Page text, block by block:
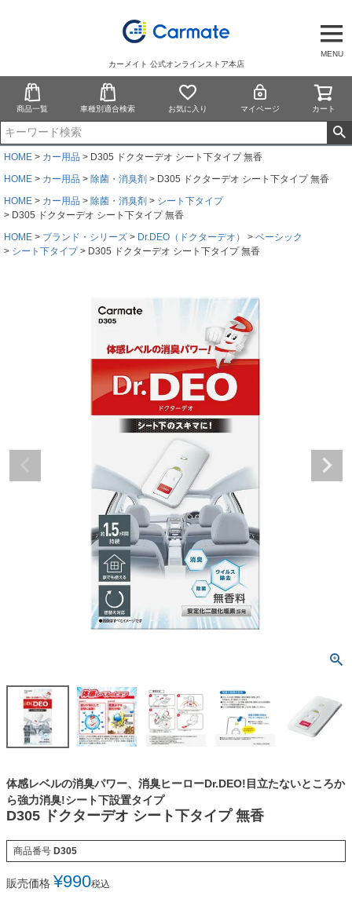
MENU
カーメイト 公式オンラインストア本店
商品一覧 車種別適合検索 お気に入り マイページ カート
HOME カー用品
D305 ドクターデオ シート下タイプ 無香
HOME
カー用品 除菌・消臭剤
D305 ドクターデオ シート下タイプ 無香
HOME
カー用品 除菌・消臭剤
シート下タイプ
D305 ドクターデオ シート下タイプ 無香
HOME
ブランド・シリーズ Dr.DEO（ドクターデオ）
ベーシック
シート下タイプ
D305 ドクターデオ シート下タイプ 無香
体感レベルの消臭パワー、消臭ヒーローDr.DEO!目立たないところか
ら強力消臭!シート下設置タイプ
D305 ドクターデオ シート下タイプ 無香
商品番号 D305
販売価格 ¥990税込